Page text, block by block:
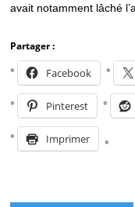
avait notamment lâché
Partager :
Facebook
Pinterest
Imprimer